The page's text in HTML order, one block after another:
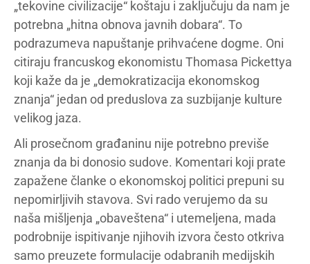
„tekovine civilizacije“ koštaju i zaključuju da nam je
potrebna „hitna obnova javnih dobara“. To
podrazumeva napuštanje prihvaćene dogme. Oni
citiraju francuskog ekonomistu Thomasa Pickettya
koji kaže da je „demokratizacija ekonomskog
znanja“ jedan od preduslova za suzbijanje kulture
velikog jaza.
Ali prosečnom građaninu nije potrebno previše
znanja da bi donosio sudove. Komentari koji prate
zapažene članke o ekonomskoj politici prepuni su
nepomirljivih stavova. Svi rado verujemo da su
naša mišljenja „obaveštena“ i utemeljena, mada
podrobnije ispitivanje njihovih izvora često otkriva
samo preuzete formulacije odabranih medijskih